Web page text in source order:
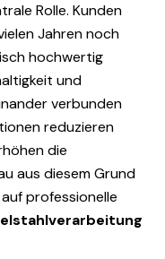
Rolle. Kunden
Jahren noch
hochwertig
und
verbunden
reduzieren
die
aus diesem Grund
professionelle